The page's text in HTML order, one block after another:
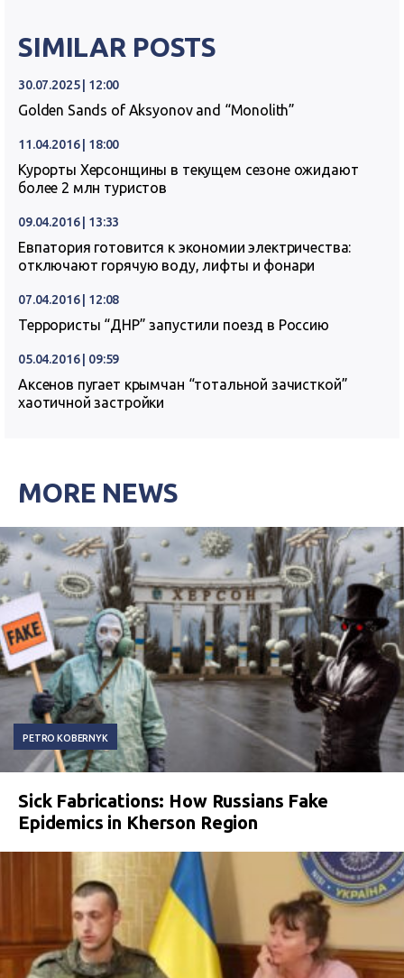
SIMILAR POSTS
30.07.2025 | 12:00
Golden Sands of Aksyonov and “Monolith”
11.04.2016 | 18:00
Курорты Херсонщины в текущем сезоне ожидают
более 2 млн туристов
09.04.2016 | 13:33
Евпатория готовится к экономии электричества:
отключают горячую воду, лифты и фонари
07.04.2016 | 12:08
Террористы “ДНР” запустили поезд в Россию
05.04.2016 | 09:59
Аксенов пугает крымчан “тотальной зачисткой”
хаотичной застройки
MORE NEWS
PETRO KOBERNYK
Sick Fabrications: How Russians Fake
Epidemics in Kherson Region